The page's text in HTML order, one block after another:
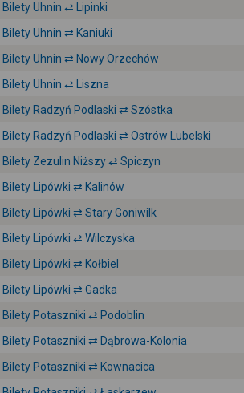
Bilety Uhnin ⇄ Lipinki
Bilety Uhnin ⇄ Kaniuki
Bilety Uhnin ⇄ Nowy Orzechów
Bilety Uhnin ⇄ Liszna
Bilety Radzyń Podlaski ⇄ Szóstka
Bilety Radzyń Podlaski ⇄ Ostrów Lubelski
Bilety Zezulin Niższy ⇄ Spiczyn
Bilety Lipówki ⇄ Kalinów
Bilety Lipówki ⇄ Stary Goniwilk
Bilety Lipówki ⇄ Wilczyska
Bilety Lipówki ⇄ Kołbiel
Bilety Lipówki ⇄ Gadka
Bilety Potaszniki ⇄ Podoblin
Bilety Potaszniki ⇄ Dąbrowa-Kolonia
Bilety Potaszniki ⇄ Kownacica